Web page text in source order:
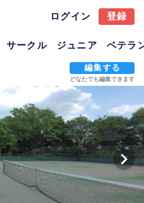
ログイン 登録
サークル ジュニア ベテラ
編集する
どなたでも編集できます